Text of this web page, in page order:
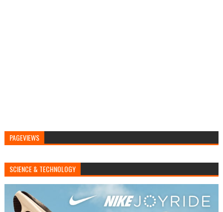
PAGEVIEWS
SCIENCE & TECHNOLOGY